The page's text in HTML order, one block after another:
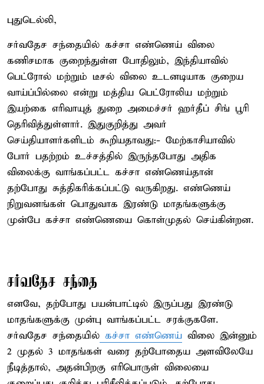
புதுடெல்லி,
சர்வதேச சந்தையில் கச்சா எண்ணெய் விலை
கணிசமாக குறைந்துள்ள போதிலும், இந்தியாவில்
பெட்ரோல் மற்றும் டீசல் விலை உடனடியாக குறைய
வாய்ப்பில்லை என்று மத்திய பெட்ரோலிய மற்றும்
இயற்கை எரிவாயுத் துறை அமைச்சர் ஹர்தீப் சிங் பூரி
தெரிவித்துள்ளார். இதுகுறித்து அவர்
செய்தியாளர்களிடம் கூறியதாவது:- மேற்காசியாவில்
போர் பதற்றம் உச்சத்தில் இருந்தபோது அதிக
விலைக்கு வாங்கப்பட்ட கச்சா எண்ணெய்தான்
தற்போது சுத்திகரிக்கப்பட்டு வருகிறது. எண்ணெய்
நிறுவனங்கள் பொதுவாக இரண்டு மாதங்களுக்கு
முன்பே கச்சா எண்ணெயை கொள்முதல் செய்கின்றன.
சர்வதேச சந்தை
எனவே, தற்போது பயன்பாட்டில் இருப்பது இரண்டு
மாதங்களுக்கு முன்பு வாங்கப்பட்ட சரக்குகளே.
சர்வதேச சந்தையில் கச்சா எண்ணெய் விலை இன்னும்
2 முதல் 3 மாதங்கள் வரை தற்போதைய அளவிலேயே
நீடித்தால், அதன்பிறகு எரிபொருள் விலையை